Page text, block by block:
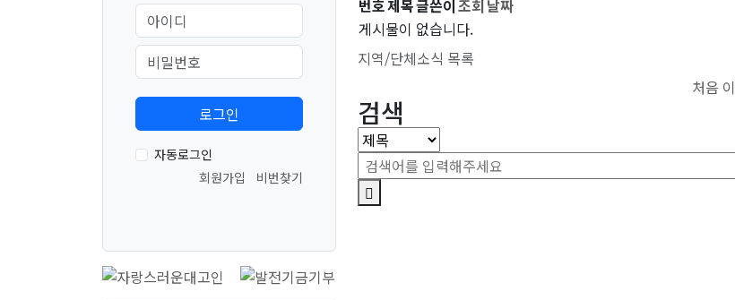
지역/단체소식 목록
번호제목글쓴이조회 날짜
게시물이 없습니다.
처음
검색
자동로그인
회원가입
비번찾기